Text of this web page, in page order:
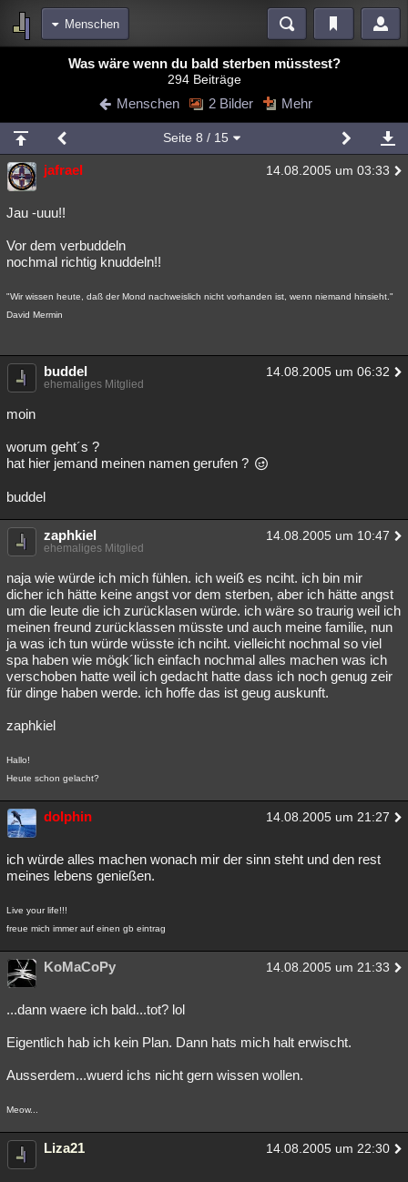
Menschen
Blogs Videos
Chat Wiki Neuigkeiten
meine Rubriken
Menschen Mystery Kriminalfälle
Spiritualität
Natur Umfragen
weitere Rubriken
Philosophie Träume Orte Esoterik Literatur
Musik Clash Allmystery English
Lesenswert Schlüsselwörter
Was wäre wenn du bald sterben müsstest?
294 Beiträge
Menschen 2 Bilder Mehr
Seite 8 / 15
jafrael 14.08.2005 um 03:33
Jau -uuu!!
Vor dem verbuddeln
nochmal richtig knuddeln!!
"Wir wissen heute, daß der Mond nachweislich nicht vorhanden ist, wenn niemand hinsieht."
David Mermin
buddel 14.08.2005 um 06:32
ehemaliges Mitglied
moin
worum geht´s ?
hat hier jemand meinen namen gerufen ?
buddel
zaphkiel 14.08.2005 um 10:47
ehemaliges Mitglied
naja wie würde ich mich fühlen. ich weiß es nciht. ich bin mir
dicher ich hätte keine angst vor dem sterben, aber ich hätte angst
um die leute die ich zurücklasen würde. ich wäre so traurig weil ich
meinen freund zurücklassen müsste und auch meine familie, nun
ja was ich tun würde wüsste ich nciht. vielleicht nochmal so viel
spa haben wie mögk´lich einfach nochmal alles machen was ich
verschoben hatte weil ich gedacht hatte dass ich noch genug zeir
für dinge haben werde. ich hoffe das ist geug auskunft.
zaphkiel
Hallo!
Heute schon gelacht?
dolphin 14.08.2005 um 21:27
ich würde alles machen wonach mir der sinn steht und den rest
meines lebens genießen.
Live your life!!!
freue mich immer auf einen gb eintrag
KoMaCoPy 14.08.2005 um 21:33
...dann waere ich bald...tot? lol
Eigentlich hab ich kein Plan. Dann hats mich halt erwischt.
Ausserdem...wuerd ichs nicht gern wissen wollen.
Meow...
Liza21 14.08.2005 um 22:30